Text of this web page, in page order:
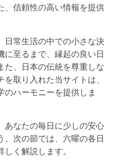
、信頼性の高い情報を提供
日常生活の中での小さな決
に至るまで、縁起の良い日
た、日本の伝統を尊重しな
取り入れた当サイトは、
のハーモニーを提供しま
あなたの毎日に少しの安心
。次の節では、六曜の各日
く解説します。